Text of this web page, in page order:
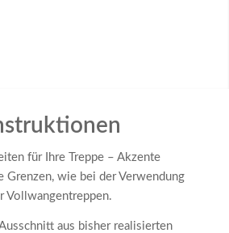
für Ihre Treppe – Akzente
Grenzen, wie bei der Verwendung
Vollwangentreppen.
aus bisher realisierten